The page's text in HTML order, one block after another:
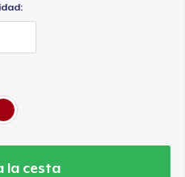
la cesta